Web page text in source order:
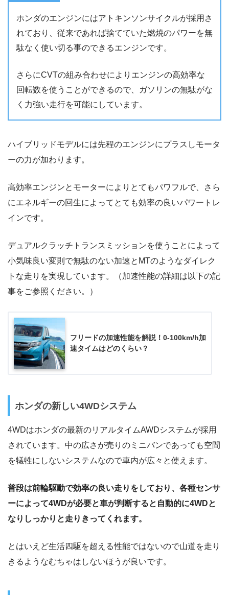
ホンダのエンジンにはアトキンソンサイクルが採用さ
れており、従来であれば捨てていた燃焼のパワーを無
駄なく使い切る事のできるエンジンです。
さらにCVTの組み合わせによりエンジンの高効率な
回転数を使うことができるので、ガソリンの無駄がな
く力強い走行を可能にしています。
ハイブリッドモデルには先程のエンジンにプラスしモータ
ーの力が加わります。
高効率エンジンとモーターによりとてもパワフルで、さら
にエネルギーの回生によってとても効率の良いパワートレ
インです。
デュアルクラッチトランスミッションを使うことによって
小気味良い変則で無駄のない加速とMTのようなダイレク
トな走りを実現しています。（加速性能の詳細は以下の記
事をご参照ください。）
フリードの加速性能を解説！0-100km/h加
速タイムはどのくらい？
ホンダの新しい4WDシステム
4WDはホンダの最新のリアルタイムAWDシステムが採用
されています。中の広さが売りのミニバンであっても空間
を犠牲にしないシステムなので車内が広々と使えます。
普段は前輪駆動で効率の良い走りをしており、各種センサ
ーによって4WDが必要と車が判断すると自動的に4WDと
なりしっかりと走りきってくれます。
とはいえど生活四駆を超える性能ではないので山道を走り
きるようなむちゃはしないほうが良いです。